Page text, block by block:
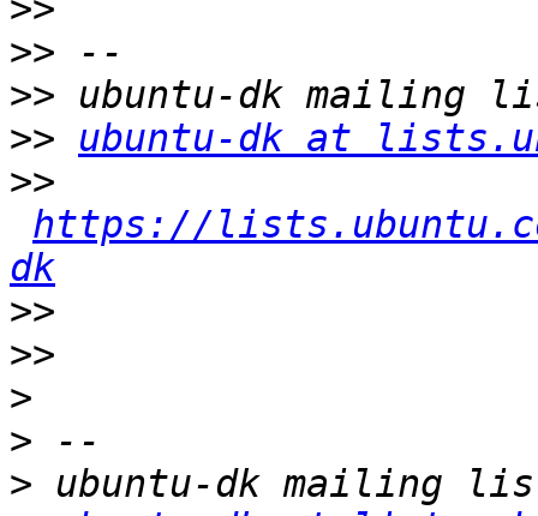
>>
>>
>>
>>
ubuntu-dk at
>>
https://
dk
>>
>>
>
>
>